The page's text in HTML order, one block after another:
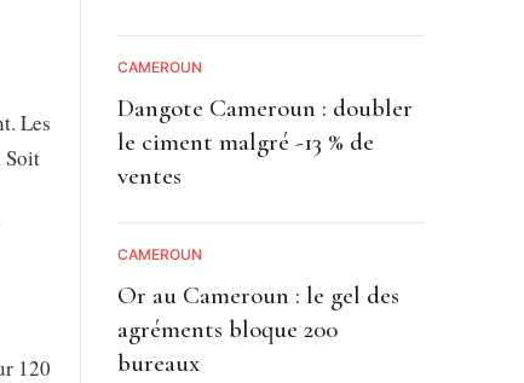
Les
Soit
120
CAMEROUN
Dangote Cameroun : doubler
le ciment malgré -13 % de
ventes
CAMEROUN
Or au Cameroun : le gel des
agréments bloque 200
bureaux